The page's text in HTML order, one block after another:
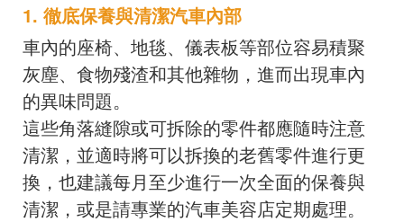
1. 徹底保養與清潔汽車內部
車內的座椅、地毯、儀表板等部位容易積聚
灰塵、食物殘渣和其他雜物，進而出現車內
的異味問題。
這些角落縫隙或可拆除的零件都應隨時注意
清潔，並適時將可以拆換的老舊零件進行更
換，也建議每月至少進行一次全面的保養與
清潔，或是請專業的汽車美容店定期處理。